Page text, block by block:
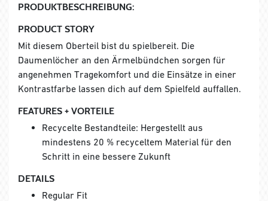
PRODUKTBESCHREIBUNG:
PRODUCT STORY
Mit diesem Oberteil bist du spielbereit. Die
Daumenlöcher an den Ärmelbündchen sorgen für
angenehmen Tragekomfort und die Einsätze in einer
Kontrastfarbe lassen dich auf dem Spielfeld auffallen.
FEATURES + VORTEILE
Recycelte Bestandteile: Hergestellt aus
mindestens 20 % recyceltem Material für den
Schritt in eine bessere Zukunft
DETAILS
Regular Fit